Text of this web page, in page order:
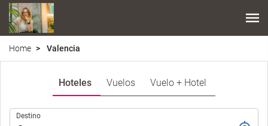
Home Valencia
Hoteles Vuelos Vuelo + Hotel
Introduzca
Destino